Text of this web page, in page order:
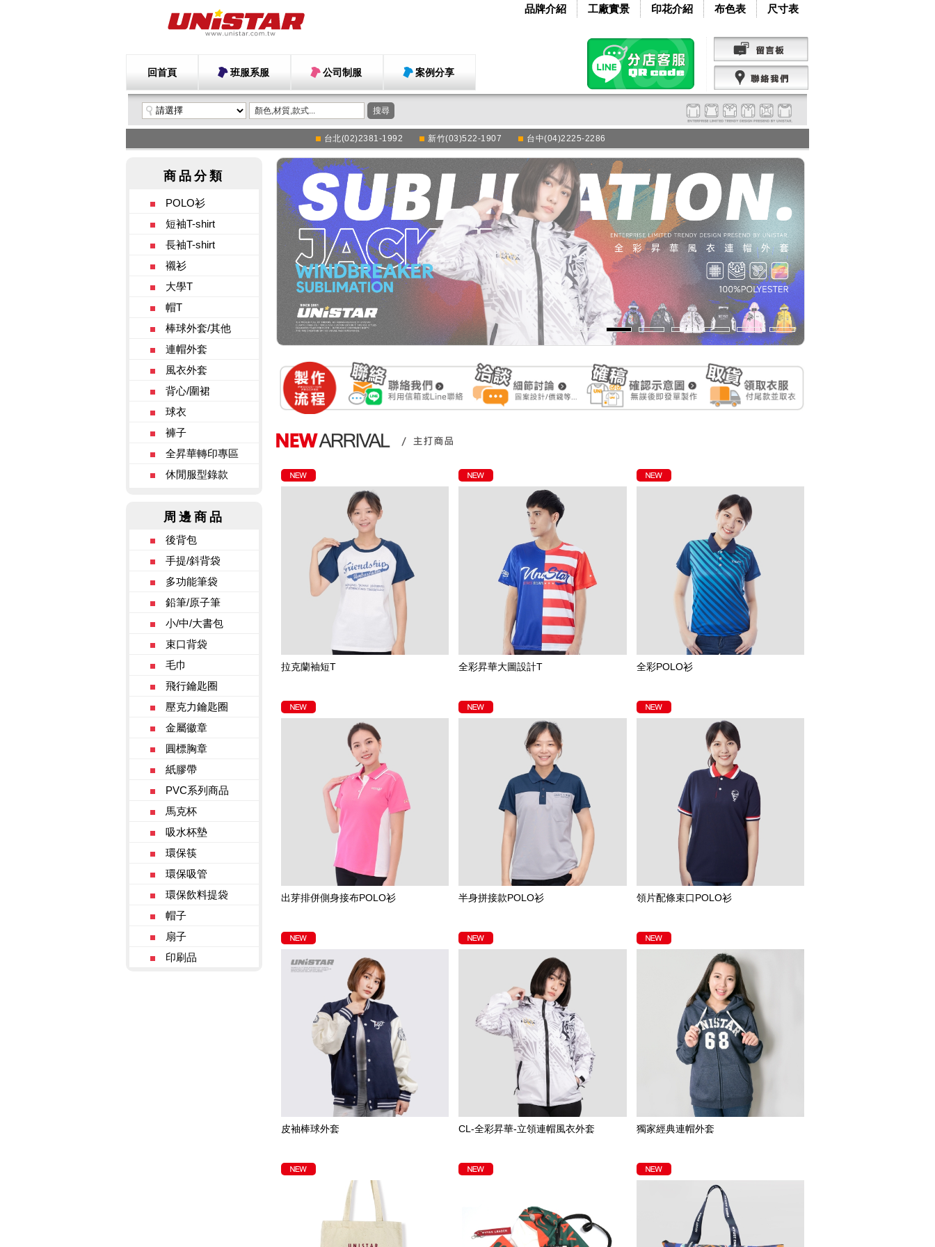
尺寸表
布色表
印花介紹
工廠實景
品牌介紹
回首頁 班服系服 公司制服 案例分享
搜尋
台北(02)2381-1992 新竹(03)522-1907 台中(04)2225-2286
POLO衫
短袖T-shirt
長袖T-shirt
襯衫
大學T
帽T
棒球外套/其他
連帽外套
風衣外套
背心/圍裙
球衣
褲子
全昇華轉印專區
休閒服型錄款
周邊商品
後背包
手提/斜背袋
多功能筆袋
鉛筆/原子筆
小/中/大書包
束口背袋
毛巾
飛行鑰匙圈
壓克力鑰匙圈
金屬徽章
圓標胸章
紙膠帶
PVC系列商品
馬克杯
吸水杯墊
環保筷
環保吸管
環保飲料提袋
帽子
扇子
印刷品
拉克蘭袖短T 全彩昇華大圖設計T 全彩POLO衫
出芽排併側身接布POLO衫 半身拼接款POLO衫 領片配條束口POLO衫
皮袖棒球外套 CL-全彩昇華-立領連帽風衣外套 獨家經典連帽外套